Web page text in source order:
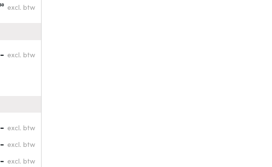
excl. btw
excl. btw
excl. btw
excl. btw
excl. btw